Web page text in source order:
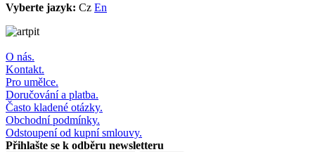
Vyberte jazyk: Cz En
O nás.
Kontakt.
Pro umělce.
Doručování a platba.
Často kladené otázky.
Obchodní podmínky.
Odstoupení od kupní smlouvy.
Přihlašte se k odběru newsletteru